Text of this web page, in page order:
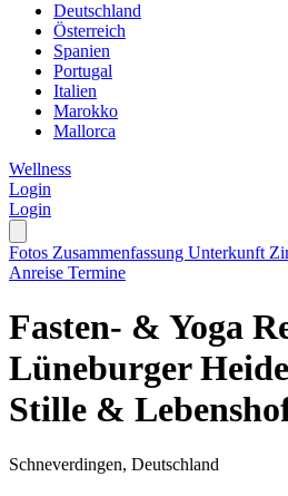
Deutschland
Österreich
Spanien
Portugal
Italien
Marokko
Mallorca
Wellness
Login
Login
Fotos Zusammenfassung Unterkunft
Anreise Termine
Fasten- & Yoga
Lüneburger
Stille &
Schneverdingen, Deutschland